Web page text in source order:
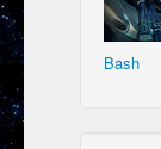
Bash